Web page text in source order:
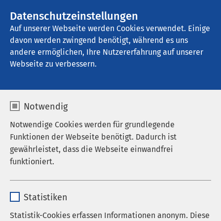
Datenschutzeinstellungen
Auf unserer Webseite werden Cookies verwendet. Einige
davon werden zwingend benötigt, während es uns
andere ermöglichen, Ihre Nutzererfahrung auf unserer
Webseite zu verbessern.
Notwendig
Notwendige Cookies werden für grundlegende
Funktionen der Webseite benötigt. Dadurch ist
gewährleistet, dass die Webseite einwandfrei
funktioniert.
Anbieter sgalinski
Statistiken
Statistik-Cookies erfassen Informationen anonym. Diese
AMEOS Klinikum St. Clemens Oberhausen